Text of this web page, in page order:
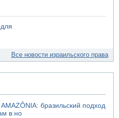
Все новости израильского права
бразильский подход
в но